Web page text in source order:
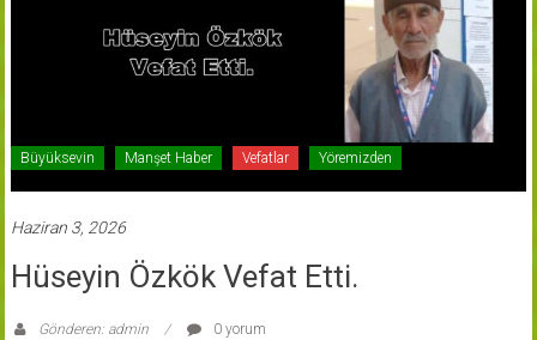
Büyüksevin Manşet Haber Vefatlar Yöremizden
Haziran 3, 2026
Hüseyin Özkök Vefat Etti.
Gönderen: admin 0 yorum